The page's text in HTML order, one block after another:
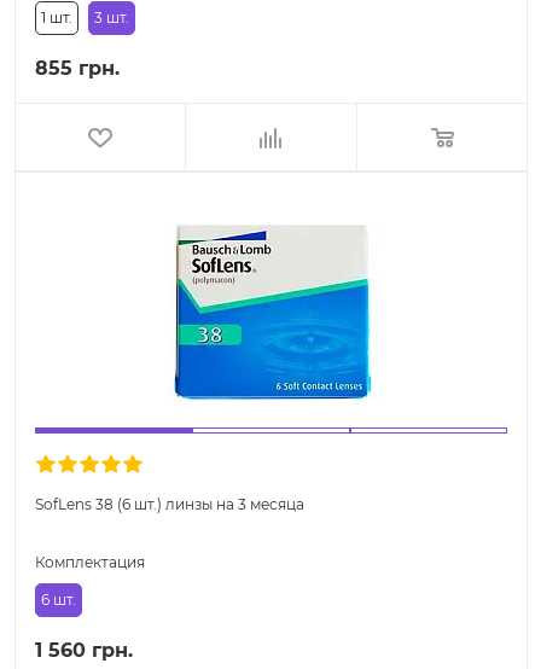
1 шт. 3 шт.
855 грн.
SofLens 38 (6 шт.) линзы на 3 месяца
Комплектация
6 шт.
1 560 грн.